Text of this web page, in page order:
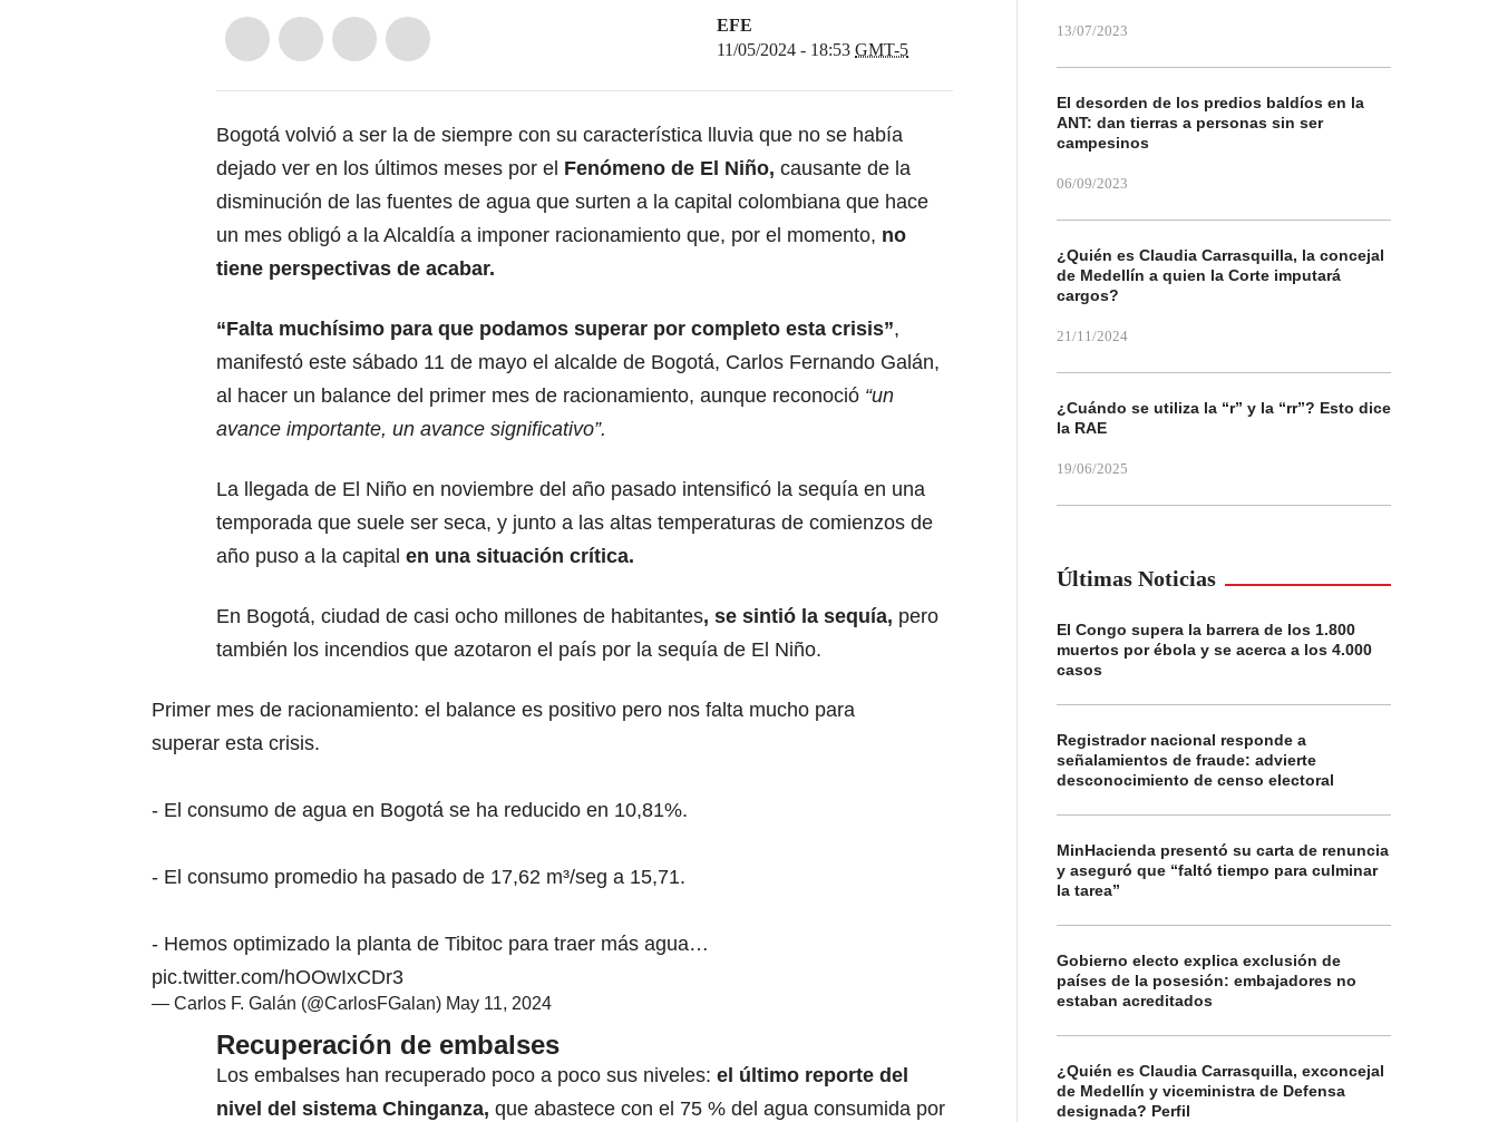
EFE
11/05/2024 - 18:53 GMT-5
Bogotá volvió a ser la de siempre con su característica lluvia que no se había
dejado ver en los últimos meses por el Fenómeno de El Niño, causante de la
disminución de las fuentes de agua que surten a la capital colombiana que hace
un mes obligó a la Alcaldía a imponer racionamiento que, por el momento, no
tiene perspectivas de acabar.
“Falta muchísimo para que podamos superar por completo esta crisis”,
manifestó este sábado 11 de mayo el alcalde de Bogotá, Carlos Fernando Galán,
al hacer un balance del primer mes de racionamiento, aunque reconoció “un
avance importante, un avance significativo”.
La llegada de El Niño en noviembre del año pasado intensificó la sequía en una
temporada que suele ser seca, y junto a las altas temperaturas de comienzos de
año puso a la capital en una situación crítica.
En Bogotá, ciudad de casi ocho millones de habitantes, se sintió la sequía, pero
también los incendios que azotaron el país por la sequía de El Niño.
Primer mes de racionamiento: el balance es positivo pero nos falta mucho para
superar esta crisis.
- El consumo de agua en Bogotá se ha reducido en 10,81%.
- El consumo promedio ha pasado de 17,62 m³/seg a 15,71.
- Hemos optimizado la planta de Tibitoc para traer más agua…
pic.twitter.com/hOOwIxCDr3
— Carlos F. Galán (@CarlosFGalan) May 11, 2024
Recuperación de embalses
Los embalses han recuperado poco a poco sus niveles: el último reporte del
nivel del sistema Chinganza, que abastece con el 75 % del agua consumida por
13/07/2023
El desorden de los predios baldíos en la
ANT: dan tierras a personas sin ser
campesinos
06/09/2023
¿Quién es Claudia Carrasquilla, la concejal
de Medellín a quien la Corte imputará
cargos?
21/11/2024
¿Cuándo se utiliza la “r” y la “rr”? Esto dice
la RAE
19/06/2025
Últimas Noticias
El Congo supera la barrera de los 1.800
muertos por ébola y se acerca a los 4.000
casos
Registrador nacional responde a
señalamientos de fraude: advierte
desconocimiento de censo electoral
MinHacienda presentó su carta de renuncia
y aseguró que “faltó tiempo para culminar
la tarea”
Gobierno electo explica exclusión de
países de la posesión: embajadores no
estaban acreditados
¿Quién es Claudia Carrasquilla, exconcejal
de Medellín y viceministra de Defensa
designada? Perfil